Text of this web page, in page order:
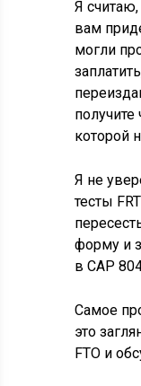
Я считаю,
вам
могли
получите
которой
Я не
тесты
форму и
в CAP
Самое
это
FTO и